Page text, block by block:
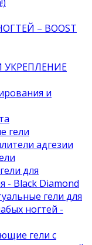
– BOOST
и
гели
адгезии
для
- Black Diamond
гели для
ногтей -
гели с